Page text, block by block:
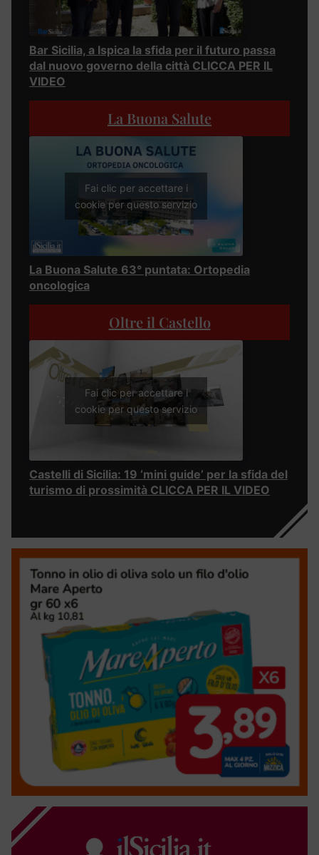
Bar Sicilia, a Ispica la sfida per il futuro passa
dal nuovo governo della città CLICCA PER IL
VIDEO
La Buona Salute
Fai clic per accettare i
cookie per questo servizio
La Buona Salute 63° puntata: Ortopedia
oncologica
Oltre il Castello
Fai clic per accettare i
cookie per questo servizio
Castelli di Sicilia: 19 ‘mini guide’ per la sfida del
turismo di prossimità CLICCA PER IL VIDEO